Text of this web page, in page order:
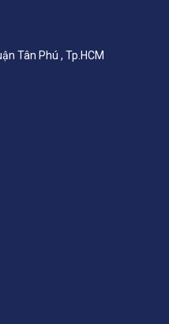
Tân Phú , Tp.HCM